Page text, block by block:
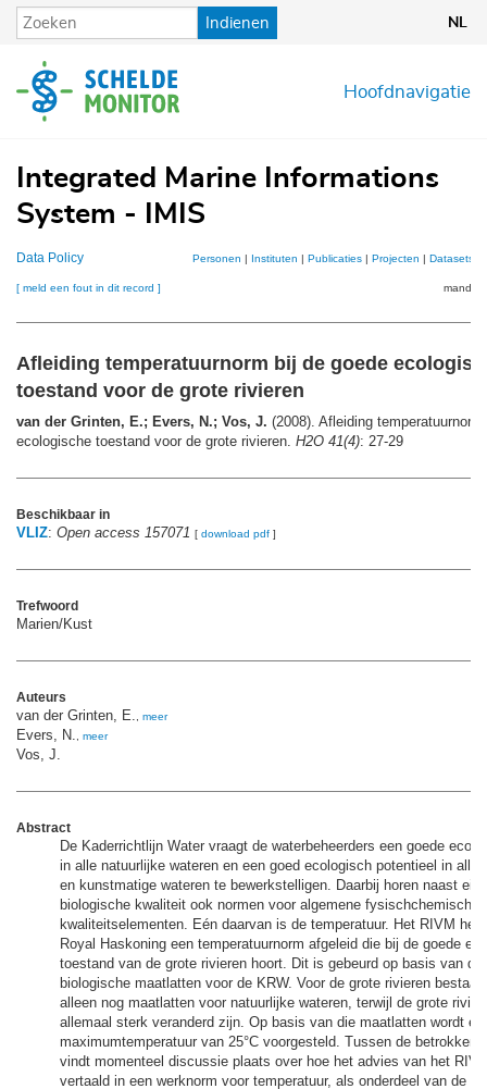
Overslaan
en
de
inhoud
Indienen NL
Hoofdnavigatie
Integrated Marine Informations
System - IMIS
Data Policy Personen | Instituten | Publicaties| Projecten | Datasets
[ meld een fout in dit record ] mandje
Afleiding temperatuurnorm bij de goede
toestand voor de grote rivieren
van der Grinten, E.; Evers, N.; Vos, J. (2008). Afleiding
ecologische toestand voor de grote rivieren. H2O 41(4): 27-29
Beschikbaar in
VLIZ: Open access 157071 [ download pdf ]
Trefwoord
Marien/Kust
Auteurs
van der Grinten, E. meer
Evers, N. meer
Vos, J.
Abstract
De Kaderrichtlijn Water vraagt de waterbeheerders een goede
in alle natuurlijke wateren en een goed ecologisch potentieel in alle
en kunstmatige wateren te bewerkstelligen. Daarbij horen naast
biologische kwaliteit ook normen voor algemene fysischchemische
kwaliteitselementen. Eén daarvan is de temperatuur. Het RIVM
Royal Haskoning een temperatuurnorm afgeleid die bij de goede
toestand van de grote rivieren hoort. Dit is gebeurd op basis van de
biologische maatlatten voor de KRW. Voor de grote rivieren
alleen nog maatlatten voor natuurlijke wateren, terwijl de grote
allemaal sterk veranderd zijn. Op basis van die maatlatten wordt
maximumtemperatuur van 25°C voorgesteld. Tussen de betrokken
vindt momenteel discussie plaats over hoe het advies van het
vertaald in een werknorm voor temperatuur, als onderdeel van de